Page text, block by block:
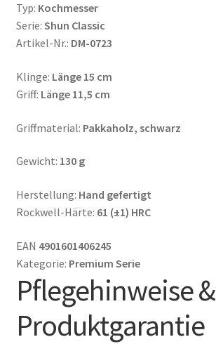
Typ: Kochmesser
Serie: Shun Classic
Artikel-Nr.: DM-0723
Klinge: Länge15 cm
Griff: Länge11,5 cm
Griffmaterial: Pakkaholz, schwarz
Gewicht: 130 g
Herstellung: Hand gefertigt
Rockwell-Härte: 61 (±1) HRC
EAN 4901601406245
Kategorie: Premium Serie
Pflegehinweise &
Produktgarantie